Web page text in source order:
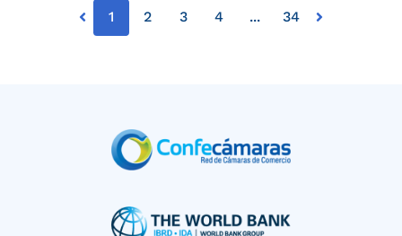
1 2 3 4 ... 34